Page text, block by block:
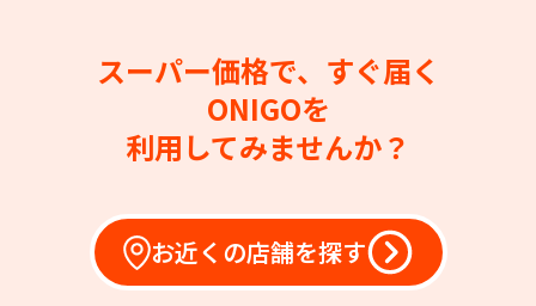
スーパー価格で、すぐ届く
ONIGOを
利用してみませんか？
お近くの店舗を探す